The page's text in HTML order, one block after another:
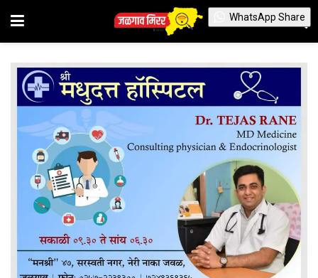
WhatsApp Share